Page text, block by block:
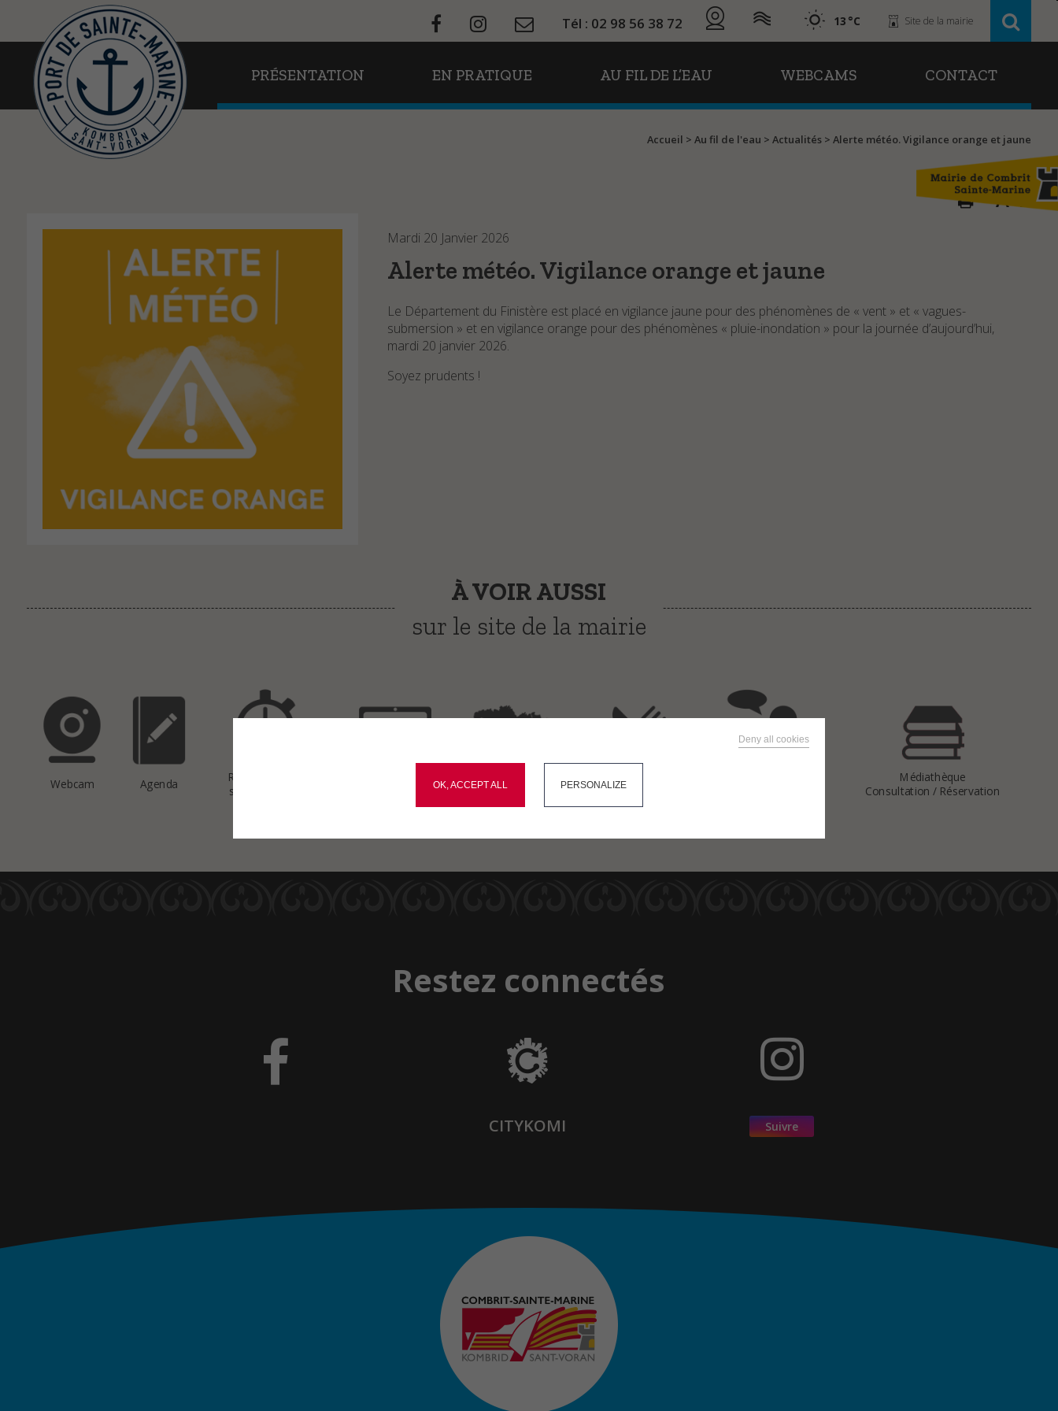
Tél : 02 98 56 38 72 13 Site de la mairie
PRÉSENTATION EN PRATIQUE AU FIL DE L’EAU WEBCAMS CONTACT
Accueil >Au fil de l'eau >Actualités >Alerte météo. Vigilance orange et jaune
A A
Mardi 20 Janvier 2026
Alerte météo. Vigilance orange et jaune
Le Département du Finistère est placé en vigilance jaune pour des phénomènes de « vent » et « vagues-
submersion » et en vigilance orange pour des phénomènes « pluie-inondation » pour la journée d’aujourd’hui,
mardi 20 janvier 2026.
Soyez prudents !
À VOIR AUSSI
sur le site de la mairie
Webcam Agenda
Réservation de
salles de sport
interactive
restaurant scolaire
Médiathèque
Consultation / Réservation
Restez connectés
CITYKOMI Suivre
PRÉSENTATION
EN PRATIQUE
AU FIL DE L’EAU
WEBCAMS
OK, ACCEPT ALL
Deny all cookies
PERSONALIZE